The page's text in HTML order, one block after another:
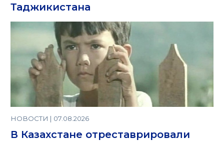
Таджикистана
НОВОСТИ | 07.08.2026
В Казахстане отреставрировали